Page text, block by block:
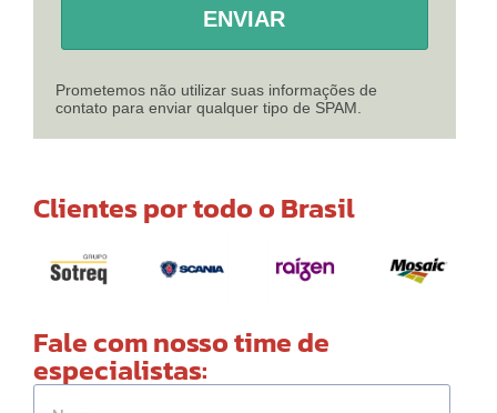
ENVIAR
Prometemos não utilizar suas informações de
contato para enviar qualquer tipo de SPAM.
Clientes por todo o Brasil
Fale com nosso time de
especialistas: